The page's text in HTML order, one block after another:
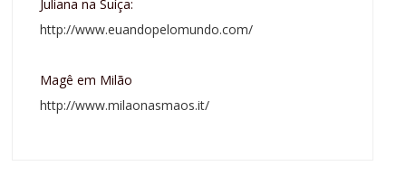
Juliana na Suíça:
http://www.euandopelomundo.com/
Magê em Milão
http://www.milaonasmaos.it/